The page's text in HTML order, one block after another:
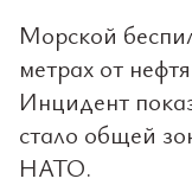
Морской
метрах от
Инцидент
стало общей
НАТО.